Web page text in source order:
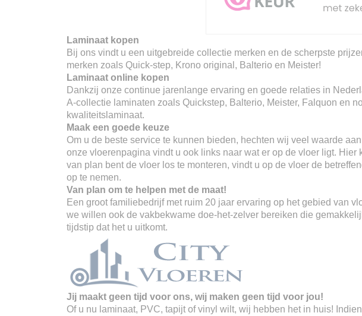
Laminaat kopen
Bij ons vindt u een uitgebreide collectie merken en de scherpste
merken zoals Quick-step, Krono original, Balterio en Meister!
Laminaat online kopen
Dankzij onze continue jarenlange ervaring en goede relaties in
A-collectie laminaten zoals Quickstep, Balterio, Meister, Falquon en
kwaliteitslaminaat.
Maak een goede keuze
Om u de beste service te kunnen bieden, hechten wij veel waarde
onze vloerenpagina vindt u ook links naar wat er op de vloer ligt.
van plan bent de vloer los te monteren, vindt u op de vloer de
op te nemen.
Van plan om te helpen met de maat!
Een groot familiebedrijf met ruim 20 jaar ervaring op het gebied van
we willen ook de vakbekwame doe-het-zelver bereiken die
tijdstip dat het u uitkomt.
Jij maakt geen tijd voor ons, wij maken geen tijd voor jou!
Of u nu laminaat, PVC, tapijt of vinyl wilt, wij hebben het in huis!